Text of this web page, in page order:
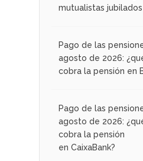
mutualistas jubilados
Pago de las
agosto de 2026:
cobra la pensión en
Pago de las
agosto de 2026:
cobra la pensión
en CaixaBank?